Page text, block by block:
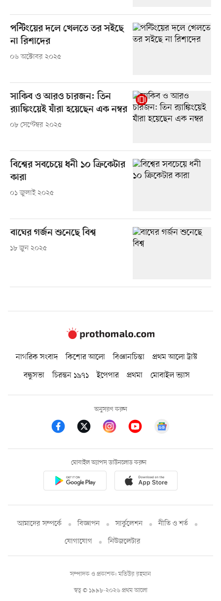
পন্টিংয়ের দলে খেলতে তর সইছে
না রিশাদের
০৬ অক্টোবর ২০২৫
সাকিব ও আরও চারজন: তিন
র‍্যাঙ্কিংয়েই যাঁরা হয়েছেন এক নম্বর
০৮ সেপ্টেম্বর ২০২৫
বিশ্বের সবচেয়ে ধনী ১০ ক্রিকেটার
কারা
০১ জুলাই ২০২৫
বাঘের গর্জন শুনেছে বিশ্ব
১৮ জুন ২০২৫
নাগরিক সংবাদ কিশোর আলো বিজ্ঞানচিন্তা
প্রথম আলো ট্রাস্ট
বন্ধুসভা
চিরন্তন ১৯৭১ ইপেপার প্রথমা মোবাইল ভ্যাস
অনুসরণ করুন
মোবাইল অ্যাপস ডাউনলোড করুন
আমাদের সম্পর্কে বিজ্ঞাপন সার্কুলেশন
নীতি ও শর্ত
যোগাযোগ
নিউজলেটার
স্বত্ব © ১৯৯৮-২০২৬ প্রথম আলো
সম্পাদক ও প্রকাশক: মতিউর রহমান